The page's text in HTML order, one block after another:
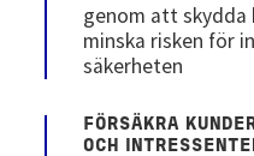
genom att
minska risken för
säkerheten
FÖRSÄKRA
OCH